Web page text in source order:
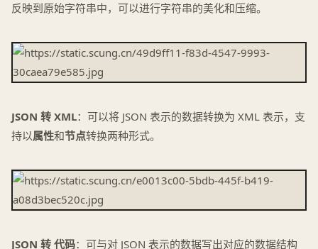
反映到原始字符串中，可以进行字符串的美化和压缩。
JSON 转 XML：可以将 JSON 表示的数据转换为 XML 表示，支
持以属性和节点转换两种形式。
JSON 转 代码：可与对 JSON 表示的数据写出对应的数据结构